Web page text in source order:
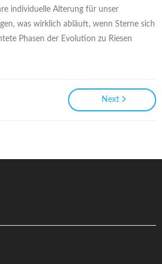
individuelle Alterung für unser
was wirklich abläuft, wenn Sterne sich
Phasen der Evolution zu Riesen
Next